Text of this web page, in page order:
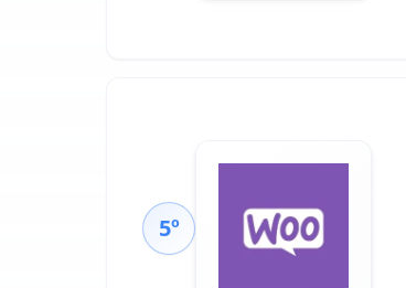
5º